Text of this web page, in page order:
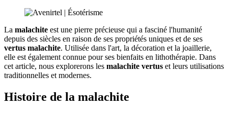
La malachite est une pierre précieuse qui a fasciné l'humanité
depuis des siècles en raison de ses propriétés uniques et de ses
vertus malachite. Utilisée dans l'art, la décoration et la joaillerie,
elle est également connue pour ses bienfaits en lithothérapie. Dans
cet article, nous explorerons les malachite vertus et leurs utilisations
traditionnelles et modernes.
Histoire de la malachite